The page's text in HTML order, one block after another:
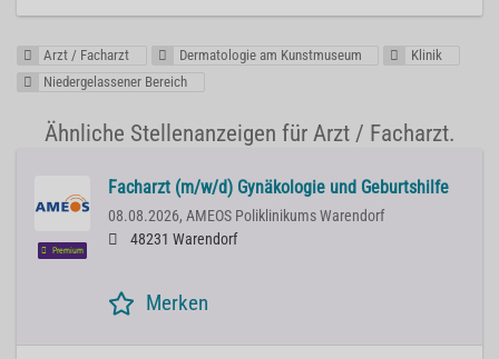
Arzt / Facharzt Dermatologie am Kunstmuseum
Klinik
Niedergelassener Bereich
Ähnliche Stellenanzeigen für Arzt / Facharzt.
Premium
Facharzt (m/w/d) Gynäkologie und Geburtshilfe
08.08.2026, AMEOS Poliklinikums Warendorf
48231 Warendorf
Merken